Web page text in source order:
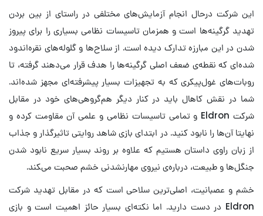
این شرکت درحال انجام آزمایش‌های مختلفی در راستای از بین بردن
تهدید گرگینه‌ها است و همزمان تاسیسات نظامی بسیاری را برای پیروز
شدن در این مبارزه تدارک دیده است. از سلاح‌ها و گلوله‌های نقره‌اندود
شده‌ای که نقطه‌ی ضعف اصلی گرگینه‌ها را هدف قرار می‌دهند گرفته، تا
روبات‌های غول‌پیکری که به تجهیزات بسیار پیشرفته‌ای مجهز شده‌اند.
شما در نقش کاهال باید در کنار دیگر هم‌گروهی‌های خود در مقابل
شرکت Eldron و تمامی تاسیسات نظامی و علمی آن مقاومت کرده و
نهایتا آن‌ها را نابود کنید. در ابتدای بازی شاهد روایتی تاثیرگذار و جذاب
از زبان راوی داستان هستیم که علاوه بر روند بسیار سریع نابود شدن
جنگل‌ها و طبیعت، درباره‌ی نیروی مهارنشدنی خشم صحبت می‌‍کند.
خشم و عصبانیت، اصلی‌ترین سلاحی است که در مقابل تهدید شرکت
Eldron در دست دارید. اما نکته‌ای بسیار حائز اهمیت است و بازی